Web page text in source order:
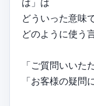
は」は
どういった意味で
どのように使う
「ご質問いいた
「お客様の疑問